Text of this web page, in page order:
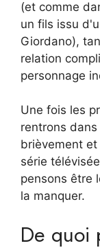
(et comme
un fils issu
Giordano),
relation
personnage
Une fois les
rentrons
brièvement
série
pensons être
la manquer.
De quoi